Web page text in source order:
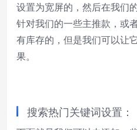
设置为宽屏的，然后在我们
针对我们的一些主推款，或
有库存的，但是我们可以让
果。
搜索热门关键词设置：